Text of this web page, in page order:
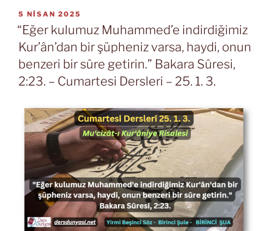
YAYIM
TARIHI
5 NISAN 2025
“Eğer kulumuz Muhammed’e indirdiğimiz
Kur’ân’dan bir şüpheniz varsa, haydi, onun
benzeri bir sûre getirin.” Bakara Sûresi,
2:23. – Cumartesi Dersleri – 25. 1. 3.